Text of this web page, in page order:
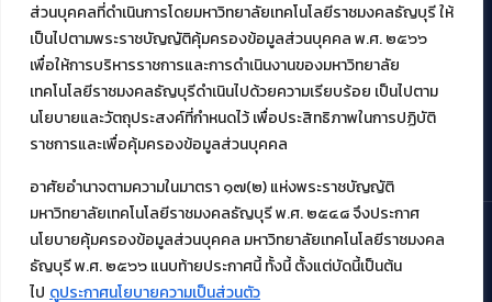
ส่วนบุคคลที่ดำเนินการโดยมหาวิทยาลัยเทคโนโลยีราชมงคลธัญบุรี ให้
เป็นไปตามพระราชบัญญัติคุ้มครองข้อมูลส่วนบุคคล พ.ศ. ๒๕๖๖
เพื่อให้การบริหารราชการและการดำเนินงานของมหาวิทยาลัย
เทคโนโลยีราชมงคลธัญบุรีดำเนินไปด้วยความเรียบร้อย เป็นไปตาม
นโยบายและวัตถุประสงค์ที่กำหนดไว้ เพื่อประสิทธิภาพในการปฏิบัติ
ราชการและเพื่อคุ้มครองข้อมูลส่วนบุคคล
อาศัยอำนาจตามความในมาตรา ๑๗(๒) แห่งพระราชบัญญัติ
มหาวิทยาลัยเทคโนโลยีราชมงคลธัญบุรี พ.ศ. ๒๕๔๘ จึงประกาศ
นโยบายคุ้มครองข้อมูลส่วนบุคคล มหาวิทยาลัยเทคโนโลยีราชมงคล
ธัญบุรี พ.ศ. ๒๕๖๖ แนบท้ายประกาศนี้ ทั้งนี้ ตั้งแต่บัดนี้เป็นต้น
ไป ดูประกาศนโยบายความเป็นส่วนตัว
โครงการส่งเสริมและพัฒนาผู้ประกอบการ SME โดย. มทร.ธัญบุรี
กิจกรรมการเชื่อมโยงเครือข่ายผู้ให้บริการเครื่องจักรกลทางการ
เกษตร ภายใต้โครงการส่งเสริมการรแปรรูปสินค้าเกษตรระดับชุมชน
กรมส่งเสริมอุตสาหกรรม
โครงการยกระดับเศรษฐกิจและสังคมรายตำบลแบบบูรณาการ (1
ตำบล 1 มหาวิทยาลัย)
© 2021 สำนักวิทยบริการและเทคโนโลยีสารสนเทศ มหาวิทยาลัย
เทคโนโลยีราชมงคลธัญบุรี